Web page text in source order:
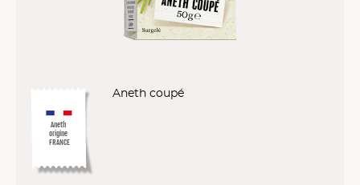
Aneth
origine
FRANCE
Aneth coupé